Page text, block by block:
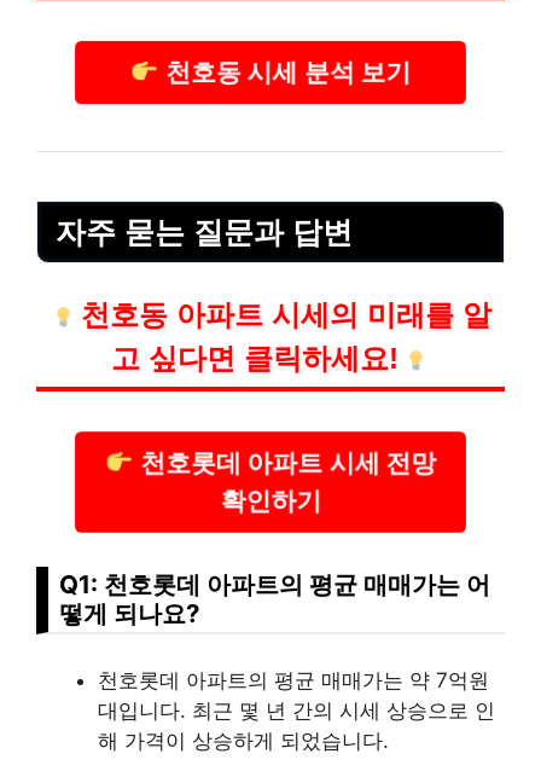
천호동 시세 분석 보기
자주 묻는 질문과 답변
천호동 아파트 시세의 미래를 알
고 싶다면 클릭하세요!
천호롯데 아파트 시세 전망
확인하기
Q1: 천호롯데 아파트의 평균 매매가는 어
떻게 되나요?
천호롯데 아파트의 평균 매매가는 약 7억원
대입니다. 최근 몇 년 간의 시세 상승으로 인
해 가격이 상승하게 되었습니다.